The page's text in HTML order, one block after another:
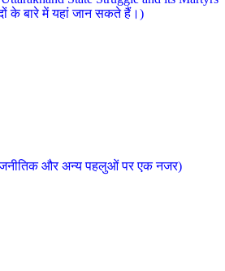
के बारे में यहां जान सकते हैं।)
और अन्य पहलुओं पर एक नजर)